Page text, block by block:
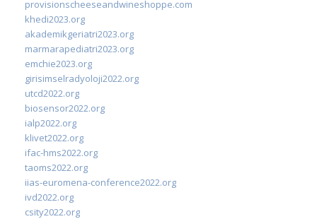
provisionscheeseandwineshoppe.com
khedi2023.org
akademikgeriatri2023.org
marmarapediatri2023.org
emchie2023.org
girisimselradyoloji2022.org
utcd2022.org
biosensor2022.org
ialp2022.org
klivet2022.org
ifac-hms2022.org
taoms2022.org
iias-euromena-conference2022.org
ivd2022.org
csity2022.org